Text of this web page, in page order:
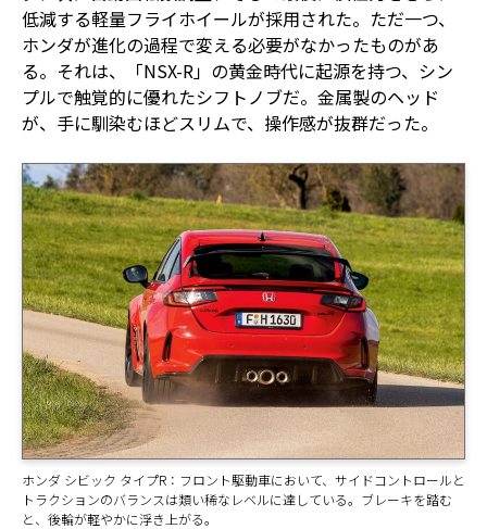
低減する軽量フライホイールが採用された。ただ一つ、
ホンダが進化の過程で変える必要がなかったものがあ
る。それは、「NSX-R」の黄金時代に起源を持つ、シン
プルで触覚的に優れたシフトノブだ。金属製のヘッド
が、手に馴染むほどスリムで、操作感が抜群だった。
ホンダ シビック タイプR：フロント駆動車において、サイドコントロールと
トラクションのバランスは類い稀なレベルに達している。ブレーキを踏む
と、後輪が軽やかに浮き上がる。